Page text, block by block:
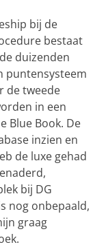
bij de
bestaat
duizenden
puntensysteem
de tweede
in een
Blue Book. De
inzien en
de luxe gehad
bij DG
nog onbepaald,
graag